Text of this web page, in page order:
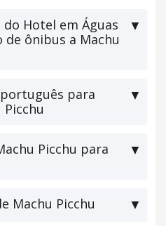
Hotel em Águas
de ônibus a Machu
▼
para
Picchu
▼
Picchu para
▼
Machu Picchu ▼